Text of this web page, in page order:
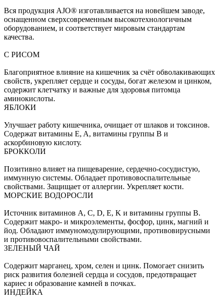
Вся продукция AJO® изготавливается на новейшем заводе,
оснащенном сверхсовременным высокотехнологичным
оборудованием, и соответствует мировым стандартам
качества.
С РИСОМ
Благоприятное влияние на кишечник за счёт обволакивающих
свойств, укрепляет сердце и сосуды, богат железом и цинком,
содержит клетчатку и важные для здоровья питомца
аминокислоты.
ЯБЛОКИ
Улучшает работу кишечника, очищает от шлаков и токсинов.
Содержат витамины E, A, витамины группы B и
аскорбиновую кислоту.
БРОККОЛИ
Позитивно влияет на пищеварение, сердечно-сосудистую,
иммунную системы. Обладает противовоспалительные
свойствами. Защищает от аллергии. Укрепляет кости.
МОРСКИЕ ВОДОРОСЛИ
Источник витаминов А, С, D, E, K и витамины группы B.
Содержит макро- и микроэлементы, фосфор, цинк, магний и
йод. Обладают иммуномодулирующими, противовирусными
и противовоспалительными свойствами.
ЗЕЛЕНЫЙ ЧАЙ
Содержит марганец, хром, селен и цинк. Помогает снизить
риск развития болезней сердца и сосудов, предотвращает
кариес и образование камней в почках.
ИНДЕЙКА